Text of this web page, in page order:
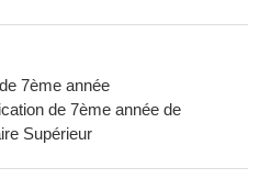
7ème année
de 7ème année de
Supérieur